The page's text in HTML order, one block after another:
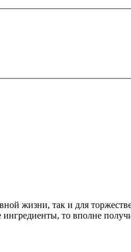
жизни, так и для
ингредиенты, то вполне